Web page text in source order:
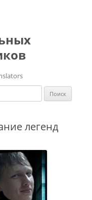
легенд